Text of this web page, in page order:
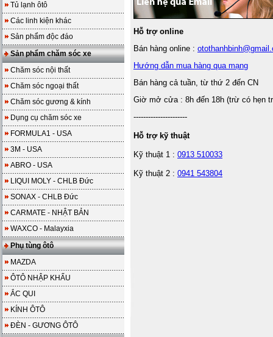
Tủ lạnh ôtô
Các linh kiện khác
Sản phẩm độc đáo
Sản phẩm chăm sóc xe
Chăm sóc nội thất
Chăm sóc ngoại thất
Chăm sóc gương & kính
Dụng cụ chăm sóc xe
FORMULA1 - USA
3M - USA
ABRO - USA
LIQUI MOLY - CHLB Đức
SONAX - CHLB Đức
CARMATE - NHẬT BẢN
WAXCO - Malayxia
Phụ tùng ôtô
MAZDA
ÔTÔ NHẬP KHẨU
ẮC QUI
KÍNH ÔTÔ
ĐÈN - GƯƠNG ÔTÔ
Hỗ trợ online
Bán hàng online :
Hướng dẫn mua hàng qua mạng
Bán hàng cả tuần, từ thứ 2 đến CN
Giờ mở cửa : 8h đến 18h (trừ có hẹn
----------------------
Hỗ trợ kỹ thuật
Kỹ thuật 1 : 0913 510033
Kỹ thuật 2 : 0941 543804